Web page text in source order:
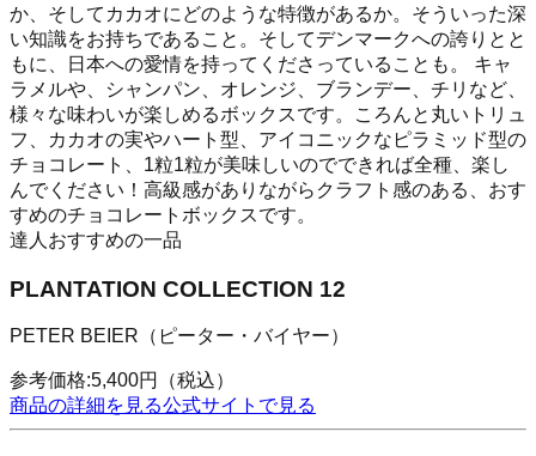
か、そしてカカオにどのような特徴があるか。そういった深
い知識をお持ちであること。そしてデンマークへの誇りとと
もに、日本への愛情を持ってくださっていることも。 キャ
ラメルや、シャンパン、オレンジ、ブランデー、チリなど、
様々な味わいが楽しめるボックスです。ころんと丸いトリュ
フ、カカオの実やハート型、アイコニックなピラミッド型の
チョコレート、1粒1粒が美味しいのでできれば全種、楽し
んでください！高級感がありながらクラフト感のある、おす
すめのチョコレートボックスです。
達人おすすめの一品
PLANTATION COLLECTION 12
PETER BEIER（ピーター・バイヤー）
参考価格:5,400円
（税込）
商品の詳細を見る公式サイトで見る